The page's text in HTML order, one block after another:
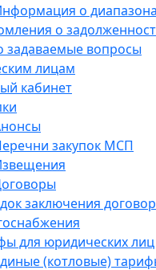
о
о
задаваемые вопросы
лицам
кабинет
закупок МСП
заключения
для юридических лиц
(котловые)